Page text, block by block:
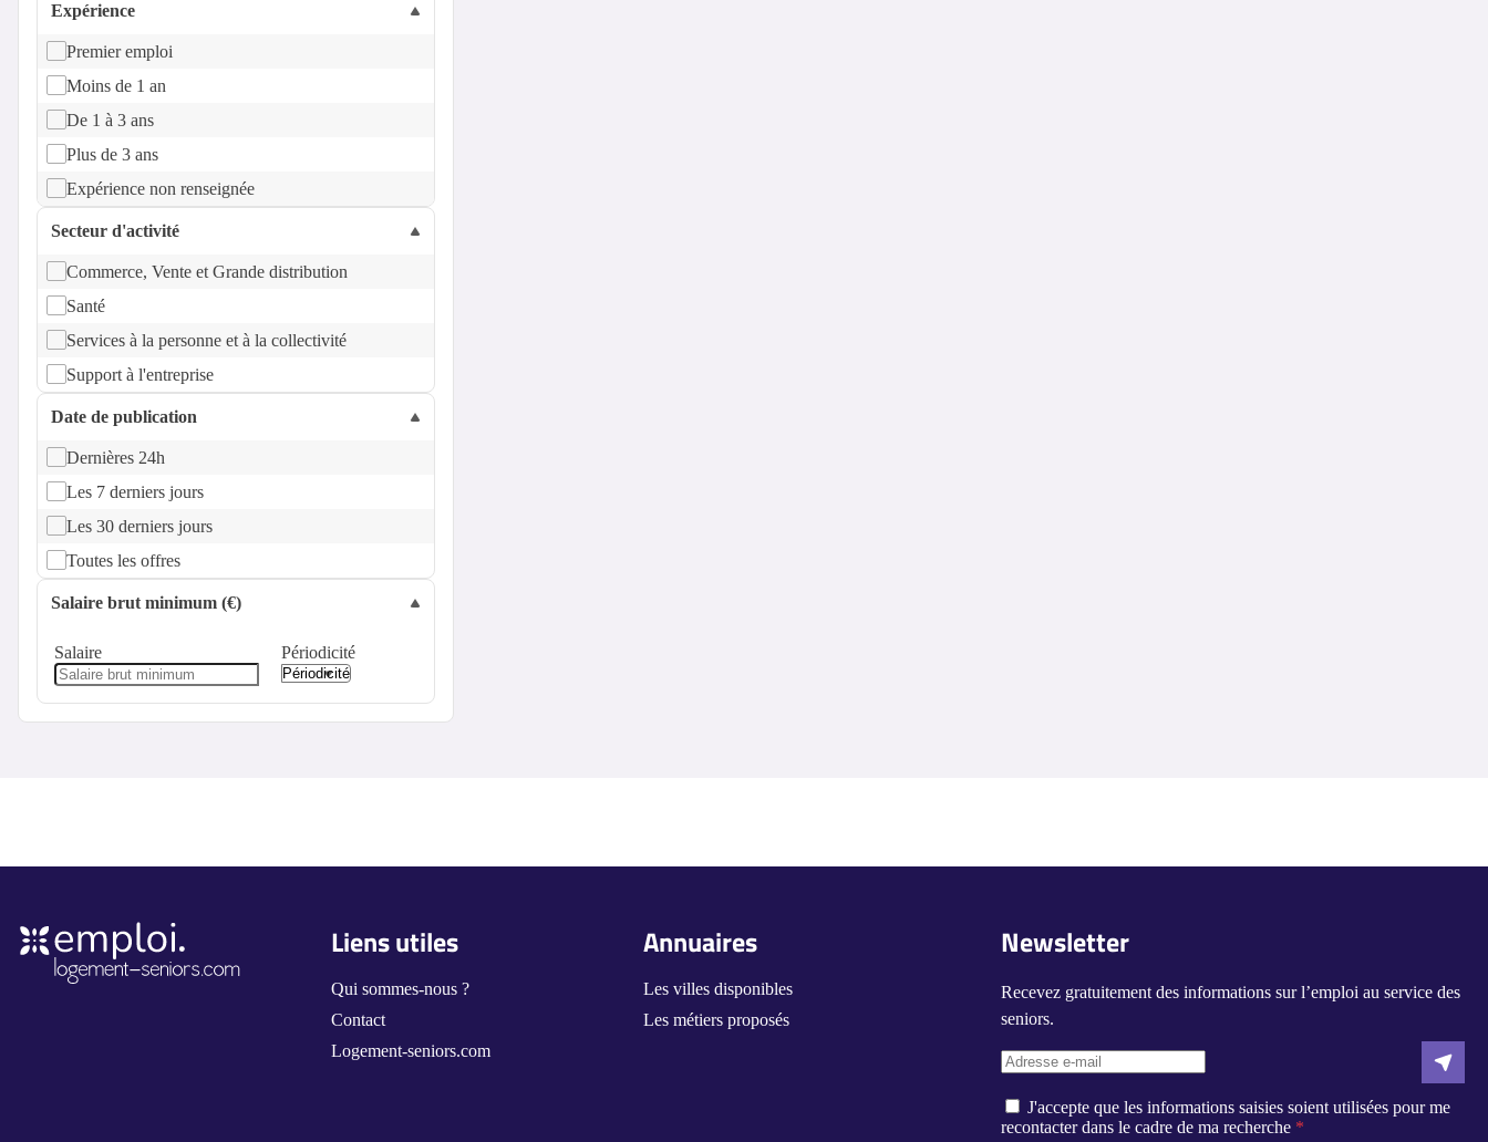
Expérience
Premier emploi
Moins de 1 an
De 1 à 3 ans
Plus de 3 ans
Expérience non renseignée
Secteur d'activité
Commerce, Vente et Grande distribution
Santé
Services à la personne et à la collectivité
Support à l'entreprise
Date de publication
Dernières 24h
Les 7 derniers jours
Les 30 derniers jours
Toutes les offres
Salaire brut minimum (€)
Salaire Périodicité
Newsletter
Recevez gratuitement des informations sur l’emploi au service des
seniors.
J'accepte que les informations saisies soient utilisées pour me
recontacter dans le cadre de ma recherche
Liens utiles
Qui sommes-nous ?
Contact
Logement-seniors.com
Annuaires
Les villes disponibles
Les métiers proposés